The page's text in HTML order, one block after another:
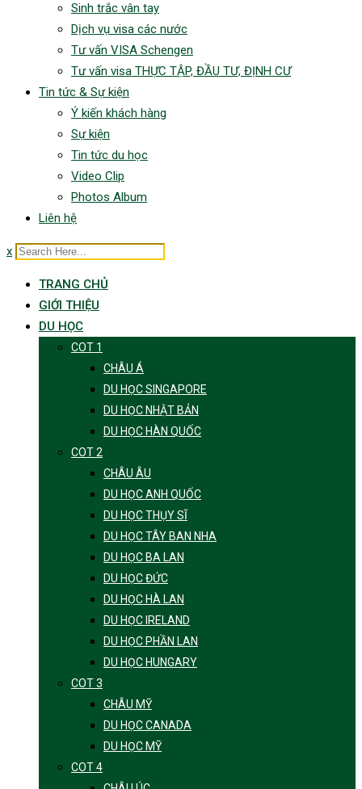
Sinh trắc vân tay
Dịch vụ visa các nước
Tư vấn VISA Schengen
Tư vấn visa THỰC TẬP, ĐẦU TƯ, ĐỊNH CƯ
Tin tức & Sự kiện
Ý kiến khách hàng
Sự kiện
Tin tức du học
Video Clip
Photos Album
Liên hệ
x
TRANG CHỦ
GIỚI THIỆU
DU HỌC
COT 1
CHÂU Á
DU HỌC SINGAPORE
DU HỌC NHẬT BẢN
DU HỌC HÀN QUỐC
COT 2
CHÂU ÂU
DU HỌC ANH QUỐC
DU HỌC THỤY SĨ
DU HỌC TÂY BAN NHA
DU HỌC BA LAN
DU HỌC ĐỨC
DU HỌC HÀ LAN
DU HỌC IRELAND
DU HỌC PHẦN LAN
DU HỌC HUNGARY
COT 3
CHÂU MỸ
DU HỌC CANADA
DU HỌC MỸ
COT 4